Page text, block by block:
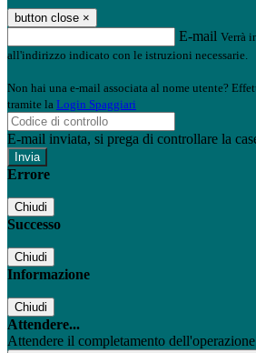
button close ×
E-mail Verrà
all'indirizzo indicato con le istruzioni necessarie.
Non hai una e-mail associata al nome utente?
tramite la Login Spaggiari
E-mail inviata, si prega di controllare la
Errore
Chiudi
Successo
Chiudi
Informazione
Chiudi
Attendere...
Attendere il completamento